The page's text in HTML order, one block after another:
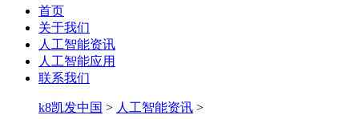
首页
关于我们
人工智能资讯
人工智能应用
联系我们
k8凯发中国 > 人工智能资讯 >